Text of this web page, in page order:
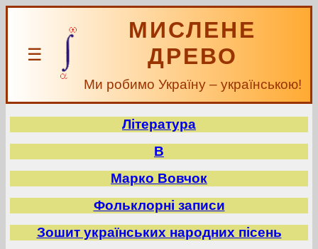
☰
МИСЛЕНЕ
ДРЕВО
Ми робимо Україну – українською!
Література
В
Марко Вовчок
Фольклорні записи
Зошит українських народних пісень